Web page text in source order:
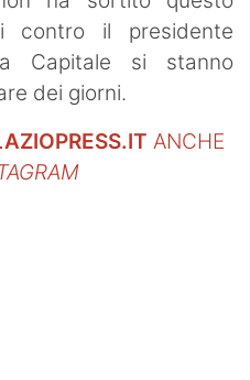
contro il presidente
Capitale si stanno
dei giorni.
ANCHE